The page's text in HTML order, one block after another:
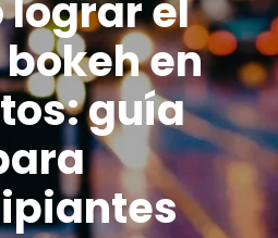
lograr el
en
guía